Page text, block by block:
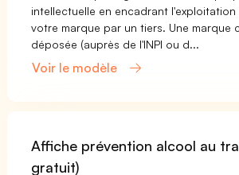
intellectuelle en encadrant l'exploitation
votre marque par un tiers. Une marque
déposée (auprès de l'INPI ou d...
Voir le modèle
Affiche prévention alcool au
gratuit)